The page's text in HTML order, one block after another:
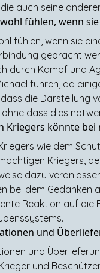
auch seine
fühlen, wenn
fühlen, wenn sie
gebracht
durch Kampf und
führen, da
die
dass dies
Kriegers könnte
wie dem
Kriegers,
dazu
bei dem
Reaktion auf
und
und
und